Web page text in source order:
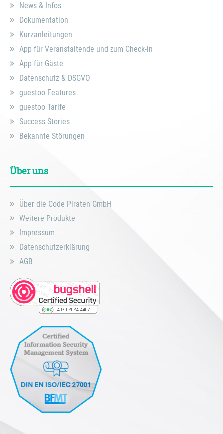
News & Infos
Dokumentation
Kurzanleitungen
App für Veranstaltende und zum Check-in
App für Gäste
Datenschutz & DSGVO
guestoo Features
guestoo Tarife
Success Stories
Bekannte Störungen
Über uns
Über die Code Piraten GmbH
Weitere Produkte
Impressum
Datenschutzerklärung
AGB